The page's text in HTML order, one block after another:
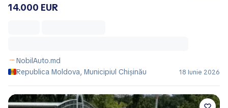
14.000 EUR
NobilAuto.md
Republica Moldova, Municipiul Chișinău
18 Iunie 2026